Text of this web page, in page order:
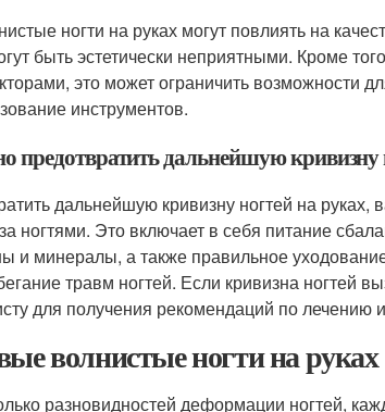
ногти на руках могут повлиять на
быть эстетически неприятными. Кроме
это может ограничить возможности
инструментов.
предотвратить дальнейшую кривизну
дальнейшую кривизну ногтей на руках,
ногтями. Это включает в себя питание
и минералы, а также правильное
травм ногтей. Если кривизна ногтей
для получения рекомендаций по
волнистые ногти на руках
разновидностей деформации ногтей,